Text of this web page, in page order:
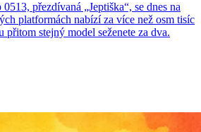
přezdívaná „Jeptiška“, se dnes na
platformách nabízí za více než osm tisíc
přitom stejný model seženete za dva.